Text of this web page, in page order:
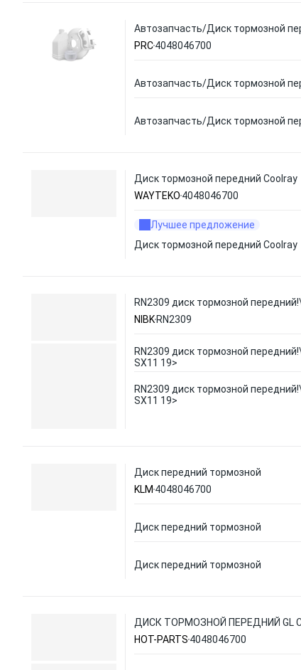
Автозапчасть/Диск тормозной
PRC4048046700
Автозапчасть/Диск тормозной
Автозапчасть/Диск тормозной
Диск тормозной передний Coolray
WAYTEKO 4048046700
Лучшее предложение
Диск тормозной передний Coolray
RN2309 диск тормозной
NIBK RN2309
RN2309 диск тормозной
SX11 19>
RN2309 диск тормозной
SX11 19>
Диск передний тормозной
KLM 4048046700
Диск передний тормозной
Диск передний тормозной
ДИСК ТОРМОЗНОЙ ПЕРЕДНИЙ GL
HOT-PARTS 4048046700